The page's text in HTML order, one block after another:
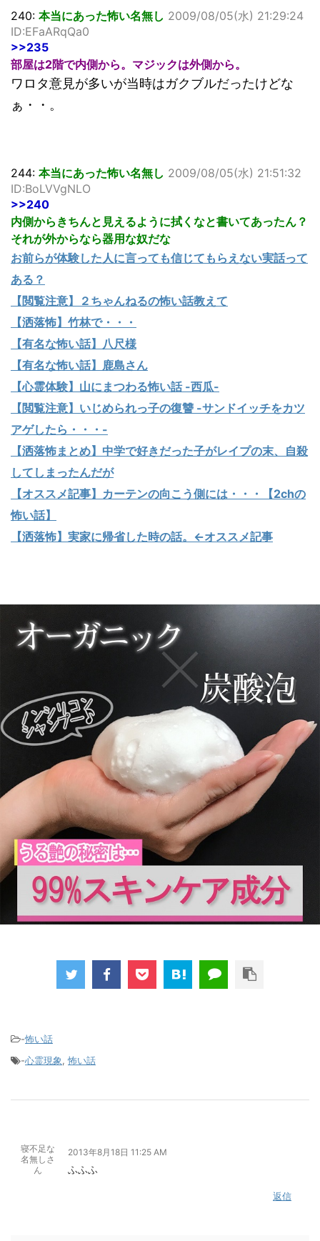
240: 本当にあった怖い名無し 2009/08/05(水) 21:29:24
ID:EFaARqQa0
>>235
部屋は2階で内側から。マジックは外側から。
ワロタ意見が多いが当時はガクブルだったけどな
ぁ・・。
244: 本当にあった怖い名無し 2009/08/05(水) 21:51:32
ID:BoLVVgNLO
>>240
内側からきちんと見えるように拭くなと書いてあったん？
それが外からなら器用な奴だな
お前らが体験した人に言っても信じてもらえない実話って
ある？
【閲覧注意】２ちゃんねるの怖い話教えて
【洒落怖】竹林で・・・
【有名な怖い話】八尺様
【有名な怖い話】鹿島さん
【心霊体験】山にまつわる怖い話 -西瓜-
【閲覧注意】いじめられっ子の復讐 -サンドイッチをカツ
アゲしたら・・・-
【洒落怖まとめ】中学で好きだった子がレイプの末、自殺
してしまったんだが
【オススメ記事】カーテンの向こう側には・・・【2chの
怖い話】
【洒落怖】実家に帰省した時の話。←オススメ記事
-怖い話
-心霊現象,怖い話
寝不足な
名無しさ
ん
2013年8月18日 11:25 AM
ふふふ
返信